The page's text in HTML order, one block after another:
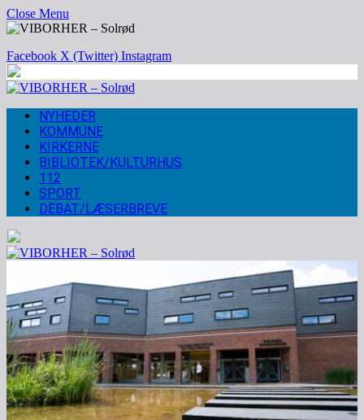
Close Menu
Facebook X (Twitter) Instagram
NYHEDER
KOMMUNE
KIRKERNE
BIBLIOTEK/KULTURHUS
112
SPORT
DEBAT/LÆSERBREVE